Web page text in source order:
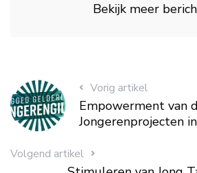
Bekijk meer
Vorig artikel
Empowerment van
Jongerenprojecten
Volgend artikel